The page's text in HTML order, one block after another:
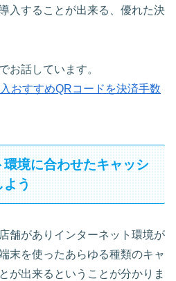
入することが出来る、優れた決
お話しています。
おすすめQRコードを決済手数
境に合わせたキャッシ
よう
舗がありインターネット環境が
末を使ったあらゆる種類のキャ
が出来るということが分かりま